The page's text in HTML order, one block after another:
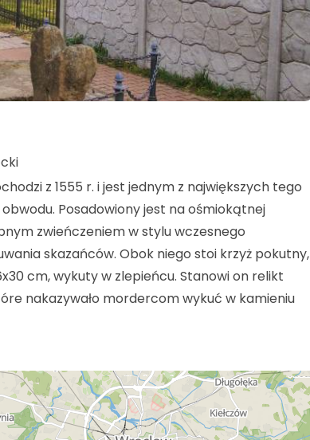
z 1555 r. i jest jednym z największych tego
Posadowiony jest na ośmiokątnej
zwieńczeniem w stylu wczesnego
skazańców. Obok niego stoi krzyż pokutny,
cm, wykuty w zlepieńcu. Stanowi on relikt
nakazywało mordercom wykuć w kamieniu